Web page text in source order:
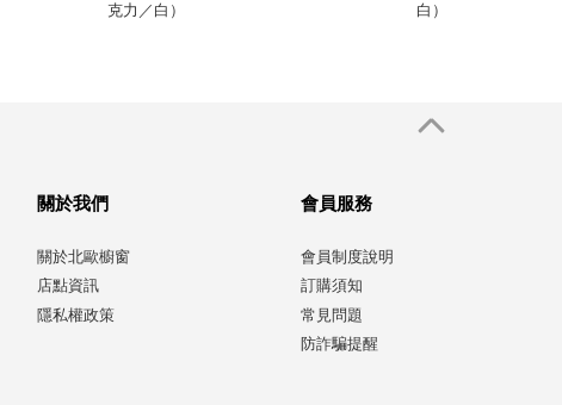
克力／白）
白）
關於我們
關於北歐櫥窗
店點資訊
隱私權政策
會員服務
會員制度說明
訂購須知
常見問題
防詐騙提醒